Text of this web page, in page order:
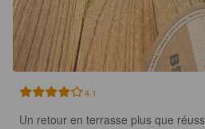
4.1
Un retour en terrasse plus que